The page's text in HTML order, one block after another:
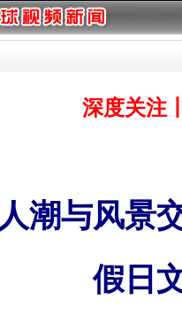
深度关注
人潮与风景
假日